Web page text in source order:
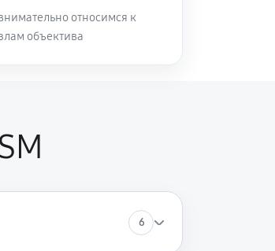
относимся к
объектива
6